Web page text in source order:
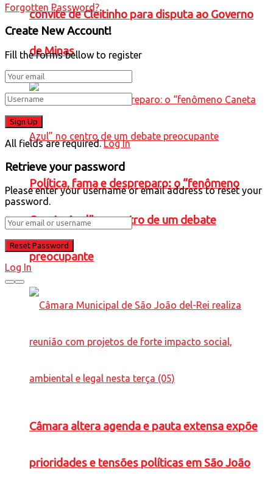
convite de Cleitinho para disputa ao Governo
de Minas
Política, fama e despreparo: o “fenômeno
Caneta Azul” no centro de um debate
preocupante
Câmara altera agenda e pauta extensa expõe
prioridades e tensões políticas em São João
Forgotten Password?
Create New Account!
Fill the forms bellow to register
All fields are required. Log In
Retrieve your password
Please enter your username or email address to reset your
password.
Log In